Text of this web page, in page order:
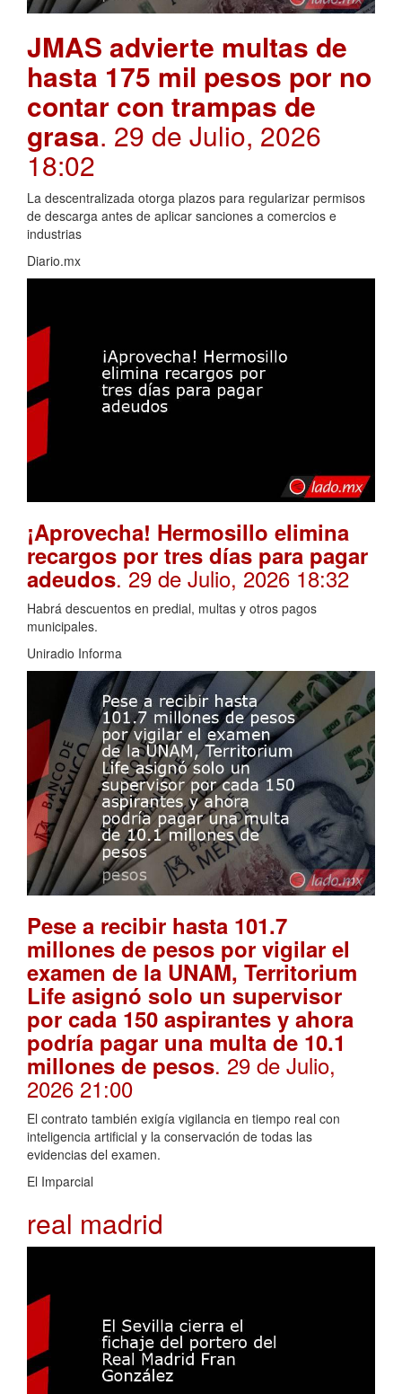
JMAS advierte multas de
hasta 175 mil pesos por no
contar con trampas de
grasa. 29 de Julio, 2026
18:02
La descentralizada otorga plazos para regularizar permisos
de descarga antes de aplicar sanciones a comercios e
industrias
Diario.mx
¡Aprovecha! Hermosillo elimina
recargos por tres días para pagar
adeudos. 29 de Julio, 2026 18:32
Habrá descuentos en predial, multas y otros pagos
municipales.
Uniradio Informa
Pese a recibir hasta 101.7
millones de pesos por vigilar el
examen de la UNAM, Territorium
Life asignó solo un supervisor
por cada 150 aspirantes y ahora
podría pagar una multa de 10.1
millones de pesos. 29 de Julio,
2026 21:00
El contrato también exigía vigilancia en tiempo real con
inteligencia artificial y la conservación de todas las
evidencias del examen.
El Imparcial
real madrid